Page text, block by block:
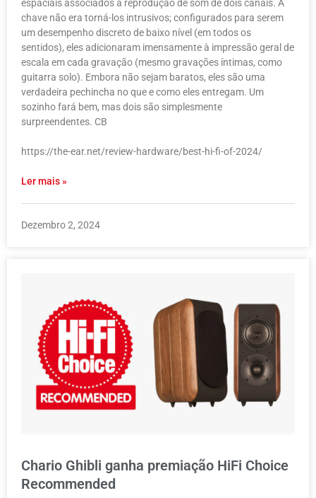
espaciais associados à reprodução de som de dois canais. A
chave não era torná-los intrusivos; configurados para serem
um desempenho discreto de baixo nível (em todos os
sentidos), eles adicionaram imensamente à impressão geral de
escala em cada gravação (mesmo gravações íntimas, como
guitarra solo). Embora não sejam baratos, eles são uma
verdadeira pechincha no que e como eles entregam. Um
sozinho fará bem, mas dois são simplesmente
surpreendentes. CB
https://the-ear.net/review-hardware/best-hi-fi-of-2024/
Ler mais »
Dezembro 2, 2024
Chario Ghibli ganha premiação HiFi Choice
Recommended